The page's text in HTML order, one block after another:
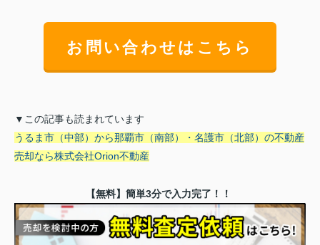
お問い合わせはこちら
▼この記事も読まれています
うるま市（中部）から那覇市（南部）・名護市（北部）の不動産
売却なら株式会社Orion不動産
【無料】簡単3分で入力完了！！